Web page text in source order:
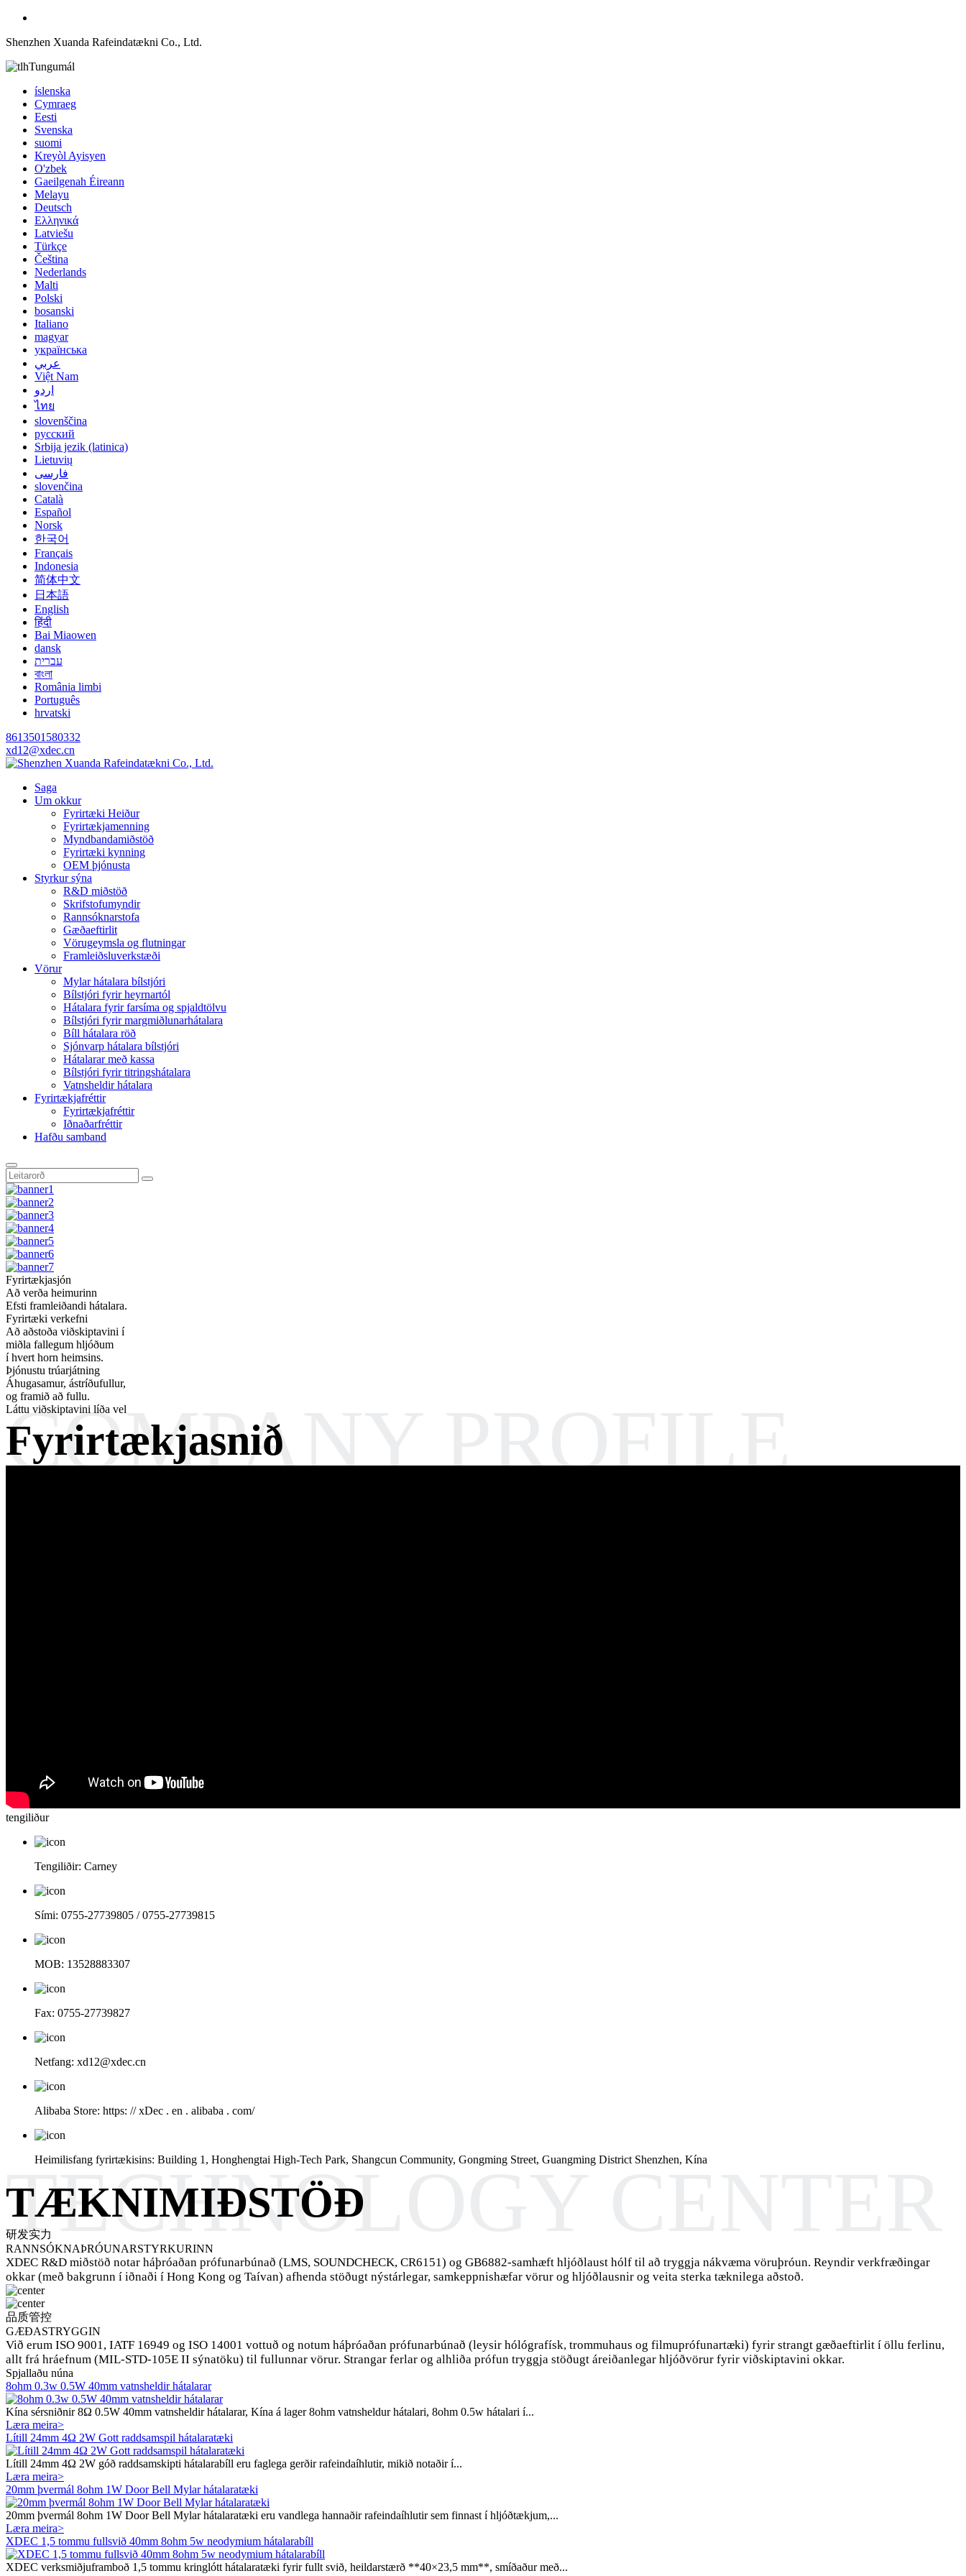
Shenzhen Xuanda Rafeindatækni Co., Ltd.
Tungumál
íslenska
Cymraeg
Eesti
Svenska
suomi
Kreyòl Ayisyen
O'zbek
Gaeilgenah Éireann
Melayu
Deutsch
Ελληνικά
Latviešu
Türkçe
Čeština
Nederlands
Malti
Polski
bosanski
Italiano
magyar
українська
عربي
Việt Nam
اردو
ไทย
slovenščina
русский
Srbija jezik (latinica)
Lietuvių
فارسی
slovenčina
Català
Español
Norsk
한국어
Français
Indonesia
简体中文
日本語
English
हिंदी
Bai Miaowen
dansk
עברית
বাংলা
România limbi
Português
hrvatski
8613501580332
xd12@xdec.cn
Saga
Um okkur
Fyrirtæki Heiður
Fyrirtækjamenning
Myndbandamiðstöð
Fyrirtæki kynning
OEM þjónusta
Styrkur sýna
R&D miðstöð
Skrifstofumyndir
Rannsóknarstofa
Gæðaeftirlit
Vörugeymsla og flutningar
Framleiðsluverkstæði
Vörur
Mylar hátalara bílstjóri
Bílstjóri fyrir heyrnartól
Hátalara fyrir farsíma og spjaldtölvu
Bílstjóri fyrir margmiðlunarhátalara
Bíll hátalara röð
Sjónvarp hátalara bílstjóri
Hátalarar með kassa
Bílstjóri fyrir titringshátalara
Vatnsheldir hátalara
Fyrirtækjafréttir
Fyrirtækjafréttir
Iðnaðarfréttir
Hafðu samband
Fyrirtækjasjón
Að verða heimurinn
Efsti framleiðandi hátalara.
Fyrirtæki verkefni
Að aðstoða viðskiptavini í
miðla fallegum hljóðum
í hvert horn heimsins.
Þjónustu trúarjátning
Áhugasamur, ástríðufullur,
og framið að fullu.
Láttu viðskiptavini líða vel
Fyrirtækjasnið
tengiliður
Tengiliðir: Carney
Sími: 0755-27739805 / 0755-27739815
MOB: 13528883307
Fax: 0755-27739827
Netfang: xd12@xdec.cn
Alibaba Store: https: // xDec . en . alibaba . com/
Heimilisfang fyrirtækisins: Building 1, Honghengtai High-Tech Park, Shangcun Community, Gongming Street, Guangming District Shenzhen, Kína
TÆKNIMIÐSTÖÐ
研发实力
RANNSÓKNAÞRÓUNARSTYRKURINN
XDEC R&D miðstöð notar háþróaðan prófunarbúnað (LMS, SOUNDCHECK, CR6151) og GB6882-samhæft hljóðlaust hólf til að tryggja nákvæma vöruþróun. Reyndir verkfræðingar
okkar (með bakgrunn í iðnaði í Hong Kong og Taívan) afhenda stöðugt nýstárlegar, samkeppnishæfar vörur og hljóðlausnir og veita sterka tæknilega aðstoð.
品质管控
GÆÐASTRYGGIN
Við erum ISO 9001, IATF 16949 og ISO 14001 vottuð og notum háþróaðan prófunarbúnað (leysir hólógrafísk, trommuhaus og filmuprófunartæki) fyrir strangt gæðaeftirlit í öllu ferlinu,
allt frá hráefnum (MIL-STD-105E II sýnatöku) til fullunnar vörur. Strangar ferlar og alhliða prófun tryggja stöðugt áreiðanlegar hljóðvörur fyrir viðskiptavini okkar.
Spjallaðu núna
8ohm 0.3w 0.5W 40mm vatnsheldir hátalarar
Kína sérsniðnir 8Ω 0.5W 40mm vatnsheldir hátalarar, Kína á lager 8ohm vatnsheldur hátalari, 8ohm 0.5w hátalari í...
Læra meira>
Lítill 24mm 4Ω 2W Gott raddsamspil hátalaratæki
Lítill 24mm 4Ω 2W góð raddsamskipti hátalarabíll eru faglega gerðir rafeindaíhlutir, mikið notaðir í...
Læra meira>
20mm þvermál 8ohm 1W Door Bell Mylar hátalaratæki
20mm þvermál 8ohm 1W Door Bell Mylar hátalaratæki eru vandlega hannaðir rafeindaíhlutir sem finnast í hljóðtækjum,...
Læra meira>
XDEC 1,5 tommu fullsvið 40mm 8ohm 5w neodymium hátalarabíll
XDEC verksmiðjuframboð 1,5 tommu kringlótt hátalaratæki fyrir fullt svið, heildarstærð **40×23,5 mm**, smíðaður með...